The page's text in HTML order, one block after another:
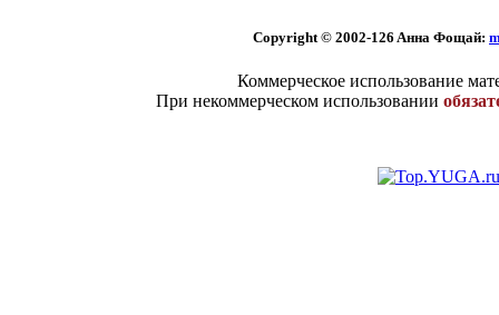
Copyright © 2002-126 Aннa Фoщaй:
Коммерческое использование
При некоммерческом использовании